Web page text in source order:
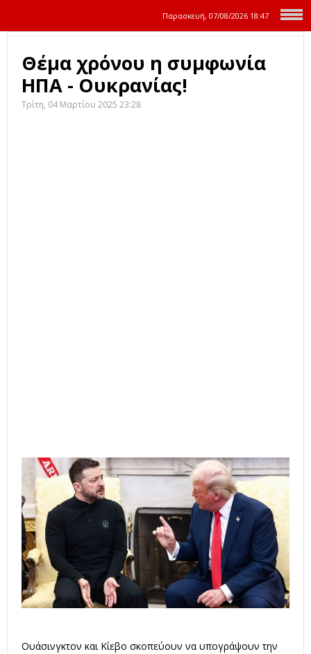
Παρασκευή, 07/08/2026 18:47
Θέμα χρόνου η συμφωνία
ΗΠΑ - Ουκρανίας!
Τρίτη, 04 Μαρτίου 2025 23:28
Ουάσινγκτον και Κίεβο σκοπεύουν να υπογράψουν την